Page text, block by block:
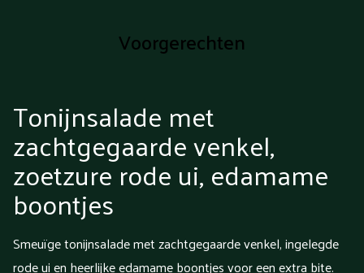
Voorgerechten
Tonijnsalade met
zachtgegaarde venkel,
zoetzure rode ui, edamame
boontjes
Smeuïge tonijnsalade met zachtgegaarde venkel, ingelegde
rode ui en heerlijke edamame boontjes voor een extra bite.